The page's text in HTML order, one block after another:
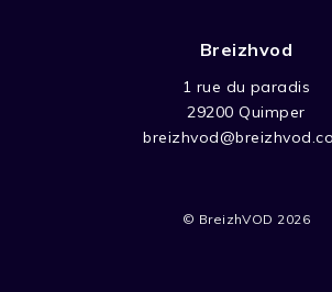
Breizhvod
1 rue du paradis
29200 Quimper
© BreizhVOD 2026